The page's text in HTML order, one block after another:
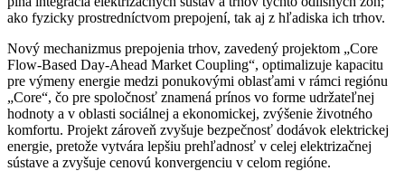
ako fyzicky prostredníctvom prepojení, tak aj z hľadiska ich trhov.
Nový mechanizmus prepojenia trhov, zavedený projektom „Core
Flow-Based Day-Ahead Market Coupling“, optimalizuje kapacitu
pre výmeny energie medzi ponukovými oblasťami v rámci regiónu
„Core“, čo pre spoločnosť znamená prínos vo forme udržateľnej
hodnoty a v oblasti sociálnej a ekonomickej, zvýšenie životného
komfortu. Projekt zároveň zvyšuje bezpečnosť dodávok elektrickej
energie, pretože vytvára lepšiu prehľadnosť v celej elektrizačnej
sústave a zvyšuje cenovú konvergenciu v celom regióne.